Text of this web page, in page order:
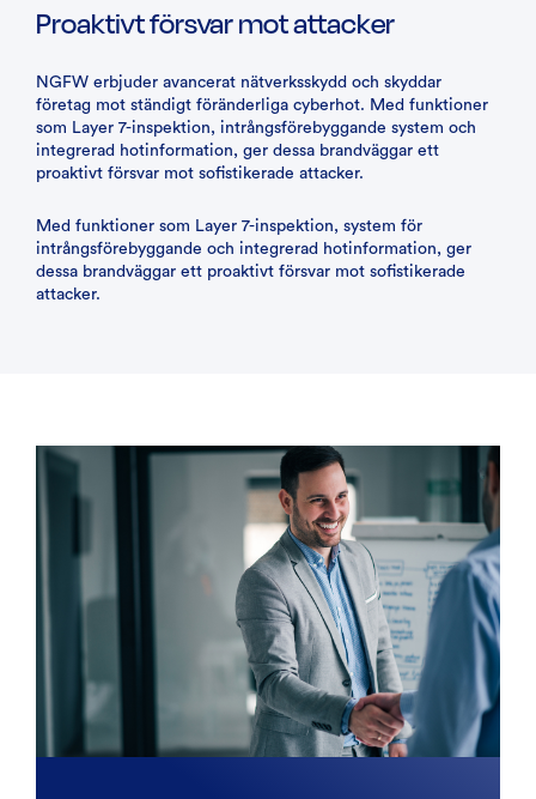
Proaktivt försvar mot attacker
NGFW erbjuder avancerat nätverksskydd och skyddar
företag mot ständigt föränderliga cyberhot. Med funktioner
som Layer 7-inspektion, intrångsförebyggande system och
integrerad hotinformation, ger dessa brandväggar ett
proaktivt försvar mot sofistikerade attacker.
Med funktioner som Layer 7-inspektion, system för
intrångsförebyggande och integrerad hotinformation, ger
dessa brandväggar ett proaktivt försvar mot sofistikerade
attacker.